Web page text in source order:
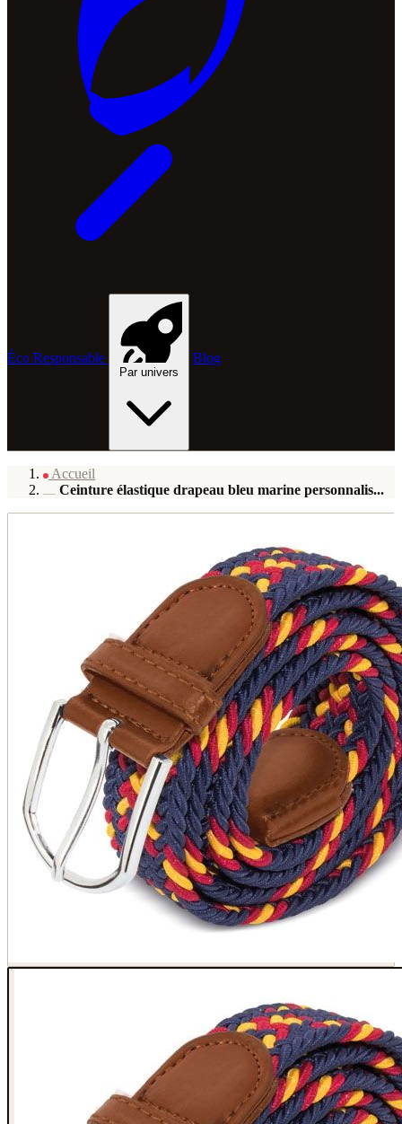
Éco Responsable
Par univers
Blog
Accueil
Ceinture élastique drapeau bleu marine personnalis...